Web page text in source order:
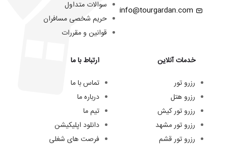
info@tourgardan.com
خدمات آنلاین
رزرو تور
رزرو هتل
رزرو تور کیش
رزرو تور مشهد
رزرو تور قشم
سوالات متداول
حریم شخصی مسافران
قوانین و مقررات
ارتباط با ما
تماس با ما
درباره ما
تیم ما
دانلود اپلیکیشن
فرصت های شغلی